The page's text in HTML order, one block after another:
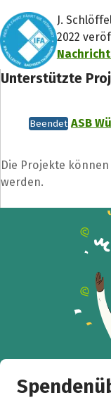
J.
2022
Unterstützte
Beendet ASB
Die Projekte
werden.